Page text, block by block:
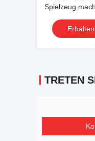
Spielzeug
Puppen